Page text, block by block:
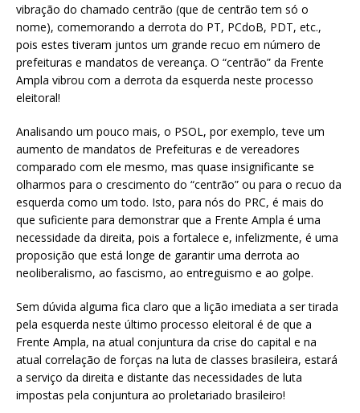
vibração do chamado centrão (que de centrão tem só o
nome), comemorando a derrota do PT, PCdoB, PDT, etc.,
pois estes tiveram juntos um grande recuo em número de
prefeituras e mandatos de vereança. O “centrão” da Frente
Ampla vibrou com a derrota da esquerda neste processo
eleitoral!
Analisando um pouco mais, o PSOL, por exemplo, teve um
aumento de mandatos de Prefeituras e de vereadores
comparado com ele mesmo, mas quase insignificante se
olharmos para o crescimento do “centrão” ou para o recuo da
esquerda como um todo. Isto, para nós do PRC, é mais do
que suficiente para demonstrar que a Frente Ampla é uma
necessidade da direita, pois a fortalece e, infelizmente, é uma
proposição que está longe de garantir uma derrota ao
neoliberalismo, ao fascismo, ao entreguismo e ao golpe.
Sem dúvida alguma fica claro que a lição imediata a ser tirada
pela esquerda neste último processo eleitoral é de que a
Frente Ampla, na atual conjuntura da crise do capital e na
atual correlação de forças na luta de classes brasileira, estará
a serviço da direita e distante das necessidades de luta
impostas pela conjuntura ao proletariado brasileiro!